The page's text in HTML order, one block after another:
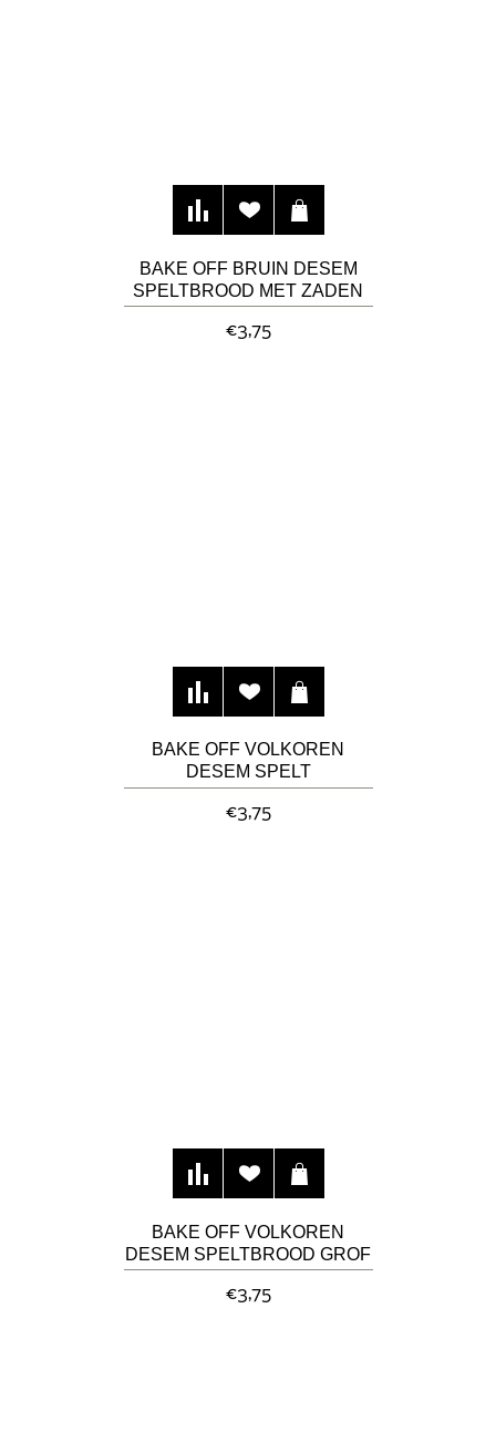
BAKE OFF BRUIN DESEM
SPELTBROOD MET ZADEN
€3,75
BAKE OFF VOLKOREN
DESEM SPELT
ROGGEBROOD
"GULICKERLAND"
€3,75
BAKE OFF VOLKOREN
DESEM SPELTBROOD GROF
€3,75